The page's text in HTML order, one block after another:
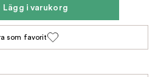
Lägg i varukorg
som favorit